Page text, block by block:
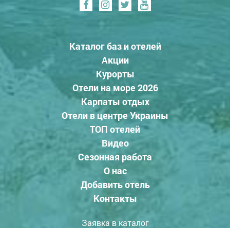
Каталог баз и отелей
Акции
Курорты
Отели на море 2026
Карпаты отдых
Отели в центре Украины
ТОП отелей
Видео
Сезонная работа
О нас
Добавить отель
Контакты
Заявка в каталог